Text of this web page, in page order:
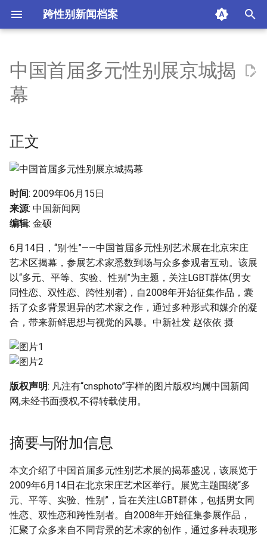
跨性别新闻档案
t
a
l
i
z
n
g
s
e
a
r
c
h
正文
附加信息 [Processed Page
中国首届多元性别展京城揭
幕
正文
时间: 2009年06月15日
来源: 中国新闻网
编辑: 金硕
6月14日，“别·性”——中国首届多元性别艺术展在北京宋庄
艺术区揭幕，参展艺术家悉数到场与众多参观者互动。该展
以“多元、平等、实验、性别”为主题，关注LGBT群体(男女
同性恋、双性恋、跨性别者)，自2008年开始征集作品，囊
括了众多背景迥异的艺术家之作，通过多种形式和媒介的凝
合，带来新鲜思想与视觉的风暴。中新社发 赵依依 摄
版权声明: 凡注有“cnsphoto”字样的图片版权均属中国新闻
网,未经书面授权,不得转载使用。
摘要与附加信息
本文介绍了中国首届多元性别艺术展的揭幕盛况，该展览于
2009年6月14日在北京宋庄艺术区举行。展览主题围绕“多
元、平等、实验、性别”，旨在关注LGBT群体，包括男女同
性恋、双性恋和跨性别者。自2008年开始征集参展作品，
汇聚了众多来自不同背景的艺术家的创作，通过多种表现形